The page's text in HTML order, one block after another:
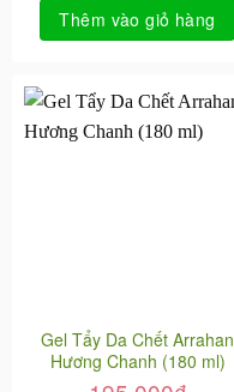
Thêm vào giỏ hàng
Gel Tẩy Da Chết Arrahan
Hương Chanh (180 ml)